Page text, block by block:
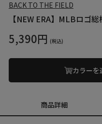
BACK TO THE FIELD
【NEW ERA】MLBロゴ
5,390円 (税込)
カラーを
商品詳細